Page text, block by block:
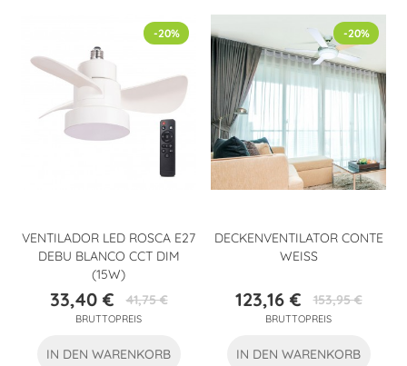
VENTILADOR LED ROSCA E27
DEBU BLANCO CCT DIM
(15W)
Preis
33,40 €Verkaufspreis
41,75 €
BRUTTOPREIS
-20%
IN DEN WARENKORB
DECKENVENTILATOR CONTE
WEISS
Preis
123,16 €Verkaufspreis
153,95 €
BRUTTOPREIS
-20%
IN DEN WARENKORB